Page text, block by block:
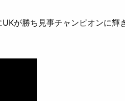
が勝ち見事チャンピオンに輝